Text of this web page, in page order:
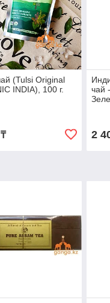
(Tulsi Original
INDIA), 100 г.
чай
2